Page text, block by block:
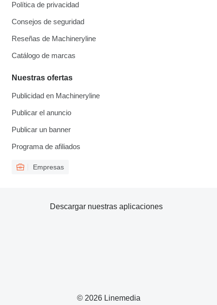
Política de privacidad
Consejos de seguridad
Reseñas de Machineryline
Catálogo de marcas
Nuestras ofertas
Publicidad en Machineryline
Publicar el anuncio
Publicar un banner
Programa de afiliados
Empresas
© 2026 Linemedia
Descargar nuestras aplicaciones